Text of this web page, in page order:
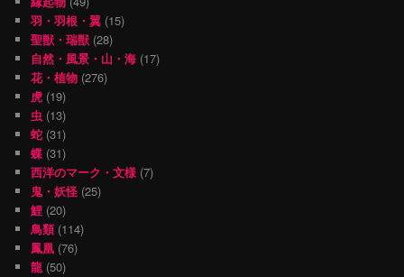
羽・羽根・翼 (15)
聖獣・瑞獣 (28)
自然・風景・山・海 (17)
花・植物 (276)
虎 (19)
虫 (13)
蛇 (31)
蝶 (31)
西洋のマーク・文様 (7)
鬼・妖怪 (25)
鯉 (20)
鳥類(114)
鳳凰 (76)
龍 (50)